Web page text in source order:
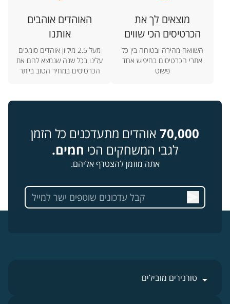
מוצאים לך את
הכרטיסים הכי שווים
השוואה מהירה ובטוחה בין כל
אתרי הכרטיסים בחיפוש אחד
פשוט
האוהדים אוהבים
אותנו
מעל 2.5 מיליון אוהדים סומכים
עלינו בכל שנה שנמצא להם את
הכרטיסים במחיר הטוב ביותר
70,000 אוהדים מתעדכנים כל הזמן
לגבי המשחקים הכי חמים.
אתה מוזמן להצטרף אליהם.
טורנירים מובילים